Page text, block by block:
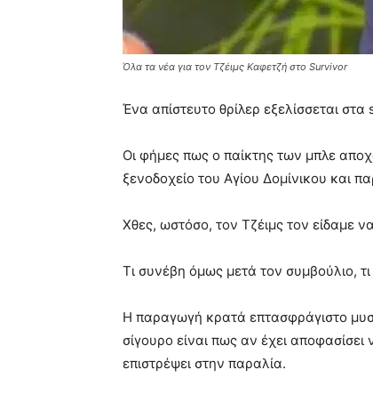
Όλα τα νέα για τον Τζέιμς Καφετζή στο Survivor
Ένα απίστευτο θρίλερ εξελίσσεται
Οι φήμες πως ο παίκτης των μπλε
ξενοδοχείο του Αγίου Δομίνικου και
Χθες, ωστόσο, τον Τζέιμς τον είδαμε
Τι συνέβη όμως μετά τον συμβούλιο,
Η παραγωγή κρατά επτασφράγιστο
σίγουρο είναι πως αν έχει
επιστρέψει στην παραλία.